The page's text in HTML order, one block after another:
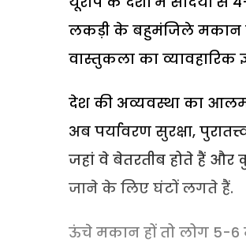
लकड़ी के बहुमंजिले मकान
वास्तुकला का
देश की अव्यवस्था का
अब पर्यावरण सुरक्षा,
जहां वे बेतरतीब होते हैं
जाने के लिए घंटों लगते हैं.
ऊंचे मकान हों तो लोग 5-